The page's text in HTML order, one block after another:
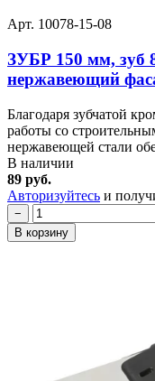
Арт. 10078-15-08
ЗУБР 150 мм, зуб
нержавеющий
Благодаря зубчатой
работы со
нержавеющей стали
В наличии
89 руб.
Авторизуйтесь и
−
В корзину